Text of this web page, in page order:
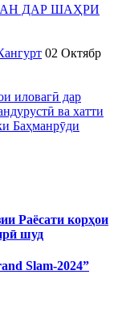
ДАР ШАҲРИ
02 Октябр
иловагӣ дар
ва хатти
Баҳманрӯди
Раёсати корҳои
шуд
Slam-2024”